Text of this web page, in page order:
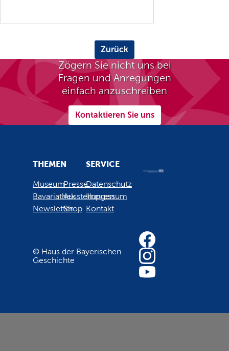
Zurück
Zögern Sie nicht uns bei
Fragen und Anregungen
einfach anzuschreiben
Kontaktieren Sie uns
THEMEN
Museum
Bavariathek
Newsletter
Presse
Ausstellungen
Shop
SERVICE
Datenschutz
Impressum
Kontakt
© Haus der Bayerischen
Geschichte